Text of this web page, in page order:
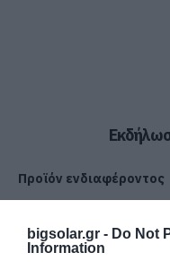
bigsolar.gr - Do Not
Information
Προϊόν ενδιαφέροντος